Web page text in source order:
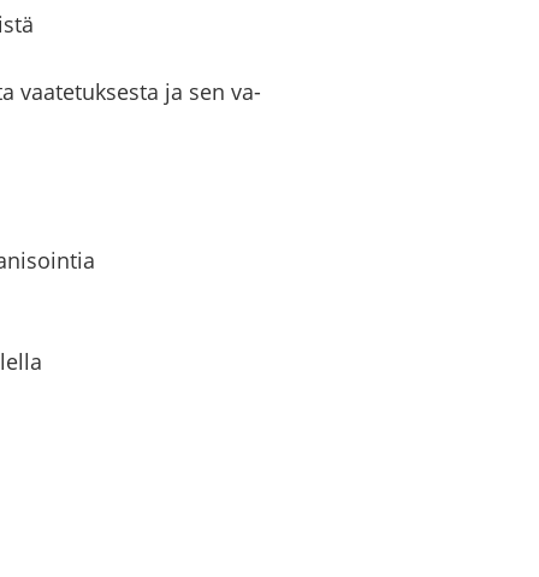
vaa­te­tuk­ses­ta ja sen va­